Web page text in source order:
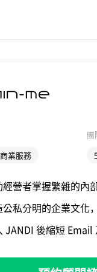
業服務
團
經營者掌握繁雜的內
公私分明的企業文化
JANDI 後縮短 Email